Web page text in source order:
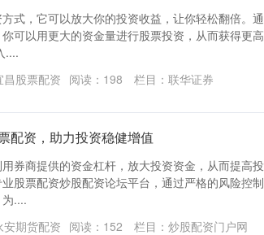
式，它可以放大你的投资收益，让你轻松翻倍。通
可以用更大的资金量进行股票投资，从而获得更高
....
昌股票配资 阅读： 198 栏目： 联华证券
配资，助力投资稳健增值
券商提供的资金杠杆，放大投资资金，从而提高投
股票配资炒股配资论坛平台，通过严格的风险控制
....
安期货配资 阅读： 152 栏目： 炒股配资门户网